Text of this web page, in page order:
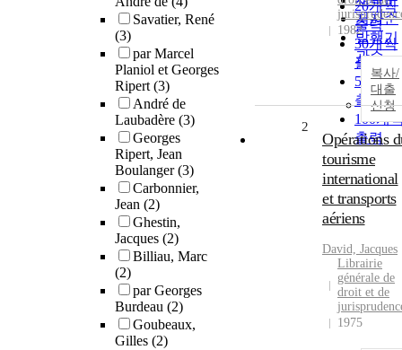
Savatier, René
(3)
par Marcel
Planiol et Georges
Ripert(3)
André de
Laubadère (3)
Georges
Ripert, Jean
Boulanger(3)
Carbonnier,
Jean (2)
Ghestin,
Jacques (2)
Billiau, Marc
(2)
par Georges
Burdeau (2)
Goubeaux,
Gilles (2)
저자순
발행기
관순
20개씩
출력
30개씩
출력
50개씩
출력
100개
출력
1982
복사/
대출
신청
2
Opérations
tourisme
international
et transports
aériens
David, Jacques
Librairie
générale de
droit et de
1975